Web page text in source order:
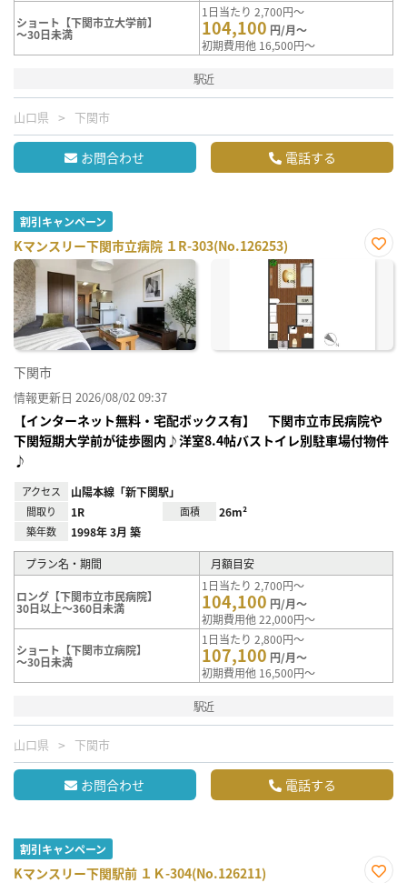
ショート【下関市立大学前】
～30日未満
1日当たり 2,700円～
104,100 円/月～
初期費用他 16,500円～
駅近
山口県 下関市
お問合わせ 電話する
割引キャンペーン
Kマンスリー下関市立病院 １R-303(No.126253)
お気
下関市
情報更新日 2026/08/02 09:37
【インターネット無料・宅配ボックス有】 下関市立市民病院や
下関短期大学前が徒歩圏内♪洋室8.4帖バストイレ別駐車場付物件
♪
アクセス 山陽本線「新下関駅」
間取り 1R 面積 26m²
築年数 1998年 3月 築
プラン名・期間 月額目安
ロング【下関市立市民病院】
30日以上～360日未満
1日当たり 2,700円～
104,100 円/月～
初期費用他 22,000円～
ショート【下関市立病院】
～30日未満
1日当たり 2,800円～
107,100 円/月～
初期費用他 16,500円～
駅近
山口県 下関市
お問合わせ 電話する
割引キャンペーン
Kマンスリー下関駅前 １Ｋ-304(No.126211)